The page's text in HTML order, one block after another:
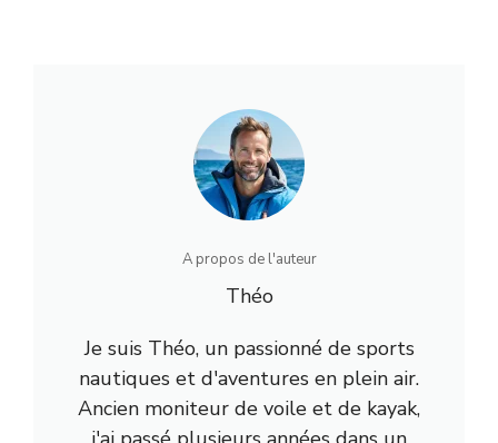
A propos de l'auteur
Théo
Je suis Théo, un passionné de sports
nautiques et d'aventures en plein air.
Ancien moniteur de voile et de kayak,